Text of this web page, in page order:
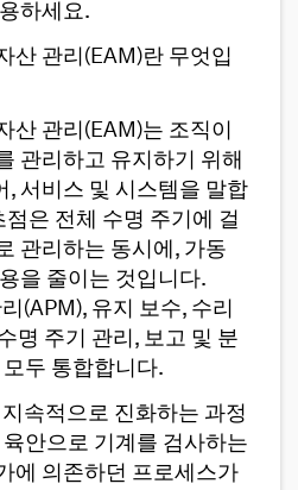
하세요.
산 관리(EAM)란 무엇입
산 관리(EAM)는 조직이
관리하고 유지하기 위해
, 서비스 및 시스템을 말합
은 전체 수명 주기에 걸
관리하는 동시에, 가동
을 줄이는 것입니다.
(APM), 유지 보수, 수리
명 주기 관리, 보고 및 분
두 통합합니다.
속적으로 진화하는 과정
안으로 기계를 검사하는
에 의존하던 프로세스가